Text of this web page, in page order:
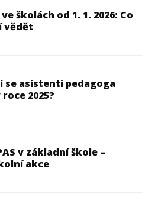
školách od 1. 1. 2026: Co
vědět
se asistenti pedagoga
2025?
v základní škole –
akce